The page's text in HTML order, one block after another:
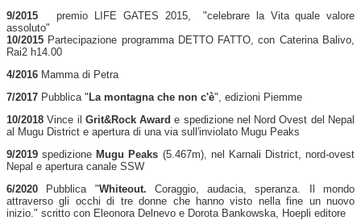
9/2015 premio LIFE GATES 2015, "celebrare la Vita quale valore
assoluto"
10/2015 Partecipazione programma DETTO FATTO, con Caterina Balivo,
Rai2 h14.00
4/2016 Mamma di Petra
7/2017 Pubblica " La montagna che non c'è", edizioni Piemme
10/2018 Vince il Grit&Rock Award e spedizione nel Nord Ovest del Nepal
al Mugu District e apertura di una via sull'inviolato Mugu Peaks
9/2019 spedizione Mugu Peaks (5.467m), nel Karnali District, nord-ovest
Nepal e apertura canale SSW
6/2020 Pubblica "Whiteout. Coraggio, audacia, speranza. Il mondo
attraverso gli occhi di tre donne che hanno visto nella fine un nuovo
inizio." scritto con Eleonora Delnevo e Dorota Bankowska, Hoepli editore